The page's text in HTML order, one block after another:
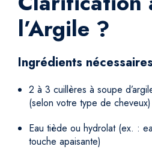
l’Argile ?
Ingrédients
2 à 3 cuillères à soupe
(selon votre type de cheveux)
Eau tiède ou hydrolat (ex. :
touche apaisante)